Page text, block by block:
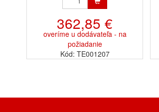
362,85 €
overíme u dodávateľa - na
požiadanie
Kód: TE001207